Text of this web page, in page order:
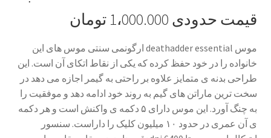
قیمت حدودی 1،000.000 تومان
موس deathadder essentialارگونمی سنتی موس های این
خانواده را در خود حفظ کرده که یکی از نقاط اتکای آن است. این
طراحی بدنه ی متمایز علاوه بر راحتی به گیمر اجازه می دهد در
سخت ترین ماراتن های گیم به روند خود ادامه دهد و موفقیت را
به چنگ آورد. این موس دارای ۵ دکمه ی واکنش
است و هر دکمه
ی آن عمری در حدود ۱۰ میلیون کلیک را داراست. سنسور